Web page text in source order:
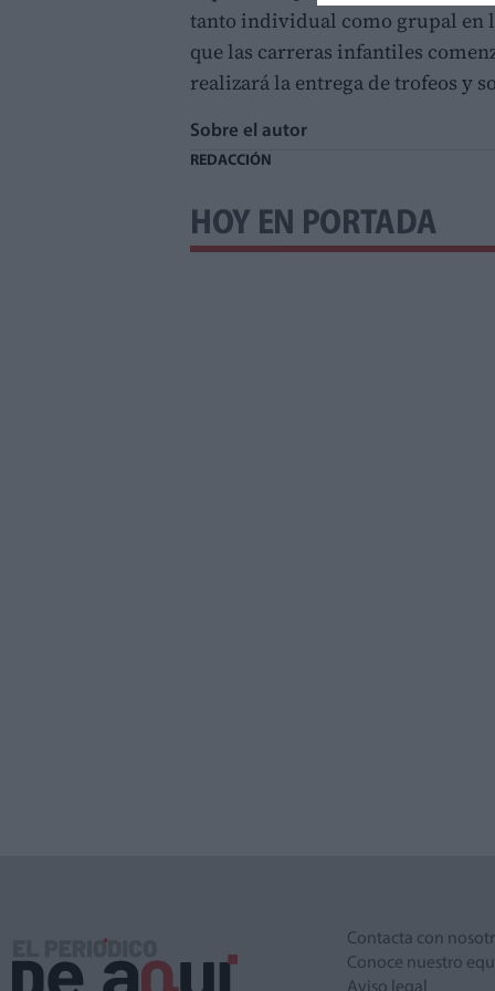
tanto individual como grupal en
que las carreras infantiles
realizará la entrega de trofeos y
Sobre el autor
REDACCIÓN
HOY EN PORTADA
Contacta con
Conoce nuestro